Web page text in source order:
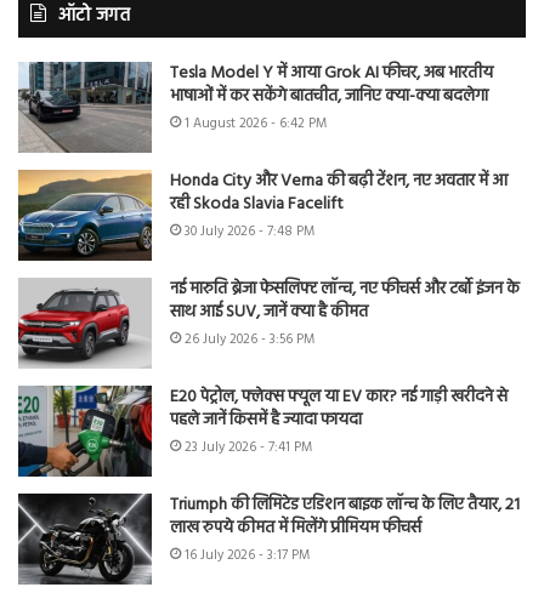
ऑटो जगत
Tesla Model Y में आया Grok AI फीचर, अब भारतीय
भाषाओं में कर सकेंगे बातचीत, जानिए क्या-क्या बदलेगा
1 August 2026 - 6:42 PM
Honda City और Verna की बढ़ी टेंशन, नए अवतार में आ
रही Skoda Slavia Facelift
30 July 2026 - 7:48 PM
नई मारुति ब्रेजा फेसलिफ्ट लॉन्च, नए फीचर्स और टर्बो इंजन के
साथ आई SUV, जानें क्या है कीमत
26 July 2026 - 3:56 PM
E20 पेट्रोल, फ्लेक्स फ्यूल या EV कार? नई गाड़ी खरीदने से
पहले जानें किसमें है ज्यादा फायदा
23 July 2026 - 7:41 PM
Triumph की लिमिटेड एडिशन बाइक लॉन्च के लिए तैयार, 21
लाख रुपये कीमत में मिलेंगे प्रीमियम फीचर्स
16 July 2026 - 3:17 PM